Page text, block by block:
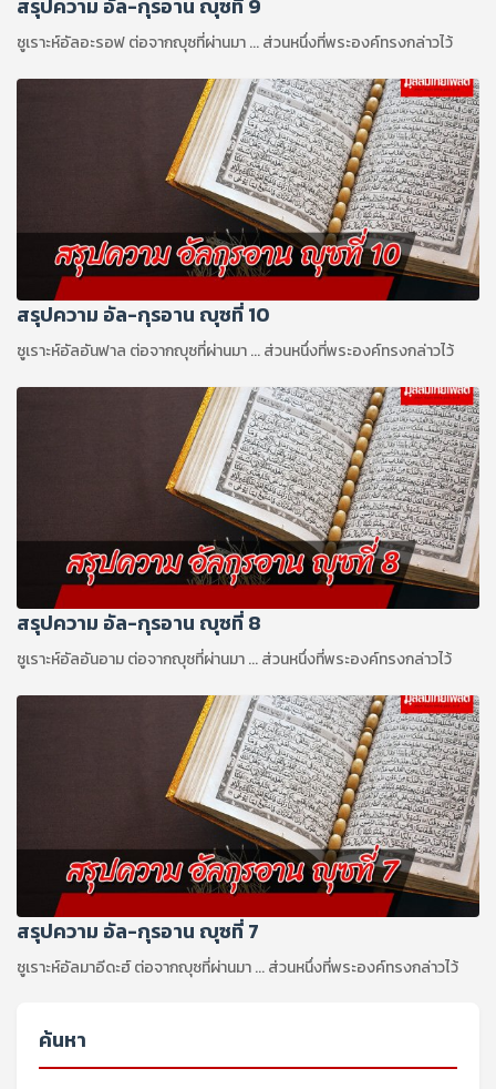
ซูเราะห์อัลอะรอฟ ต่อจากญุซที่ผ่านมา ... ส่วนหนึ่งที่พระองค์ทรงกล่าวไว้
สรุปความ อัล-กุรอาน ญุซที่ 10
ซูเราะห์อัลอันฟาล ต่อจากญุซที่ผ่านมา ... ส่วนหนึ่งที่พระองค์ทรงกล่าวไว้
สรุปความ อัล-กุรอาน ญุซที่ 8
ซูเราะห์อัลอันอาม ต่อจากญุซที่ผ่านมา ... ส่วนหนึ่งที่พระองค์ทรงกล่าวไว้
สรุปความ อัล-กุรอาน ญุซที่ 7
ซูเราะห์อัลมาอีดะฮ์ ต่อจากญุซที่ผ่านมา ... ส่วนหนึ่งที่พระองค์ทรงกล่าวไว้
ค้นหา